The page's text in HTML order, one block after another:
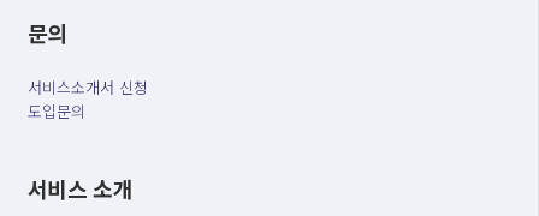
문의
서비스소개서 신청
도입문의
서비스 소개